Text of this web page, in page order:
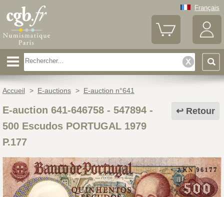
Français
Accueil > E-auctions > E-auction n°641
Retour
E-auction 641-646758 - 547894-
500 Escudos PORTUGAL 1979
P.177